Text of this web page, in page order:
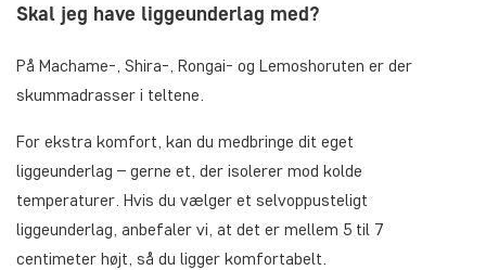
Skal jeg have liggeunderlag med?
På Machame-, Shira-, Rongai- og Lemoshoruten er der
skummadrasser i teltene.
For ekstra komfort, kan du medbringe dit eget
liggeunderlag – gerne et, der isolerer mod kolde
temperaturer. Hvis du vælger et selvoppusteligt
liggeunderlag, anbefaler vi, at det er mellem 5 til 7
centimeter højt, så du ligger komfortabelt.